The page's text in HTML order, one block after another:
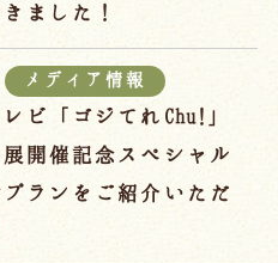
ました！
メディア情報
ビ「ゴジてれChu!」
開催記念スペシャル
ランをご紹介いただ